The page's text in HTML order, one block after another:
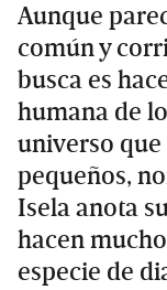
Aunque
común y
busca es
humana de
universo
pequeños,
Isela anota
hacen
especie de